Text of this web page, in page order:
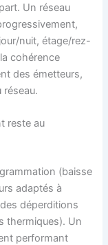
Un réseau
nuit, étage/rez-
cohérence
des émetteurs,
réseau.
reste au
(baisse
adaptés à
déperditions
thermiques). Un
performant